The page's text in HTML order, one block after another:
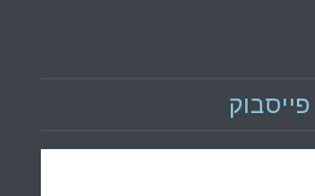
פייסבוק